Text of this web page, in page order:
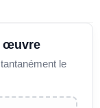
œuvre
le